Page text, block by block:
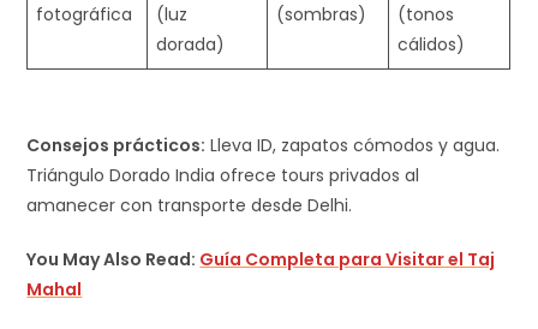
fotográfica
(luz
dorada)
(sombras)
(tonos
cálidos)
Consejos prácticos: Lleva ID, zapatos cómodos y agua.
Triángulo Dorado India ofrece tours privados al
amanecer con transporte desde Delhi.
You May Also Read: Guía Completa para Visitar el Taj
Mahal